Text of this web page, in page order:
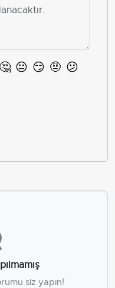
🤔 😐 😏 🤨 😕
siz yapın!